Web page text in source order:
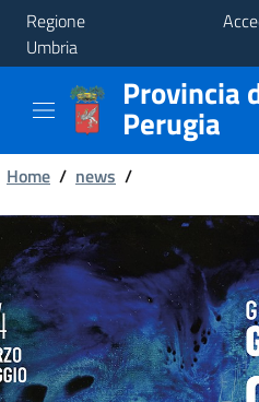
Regione
Umbria
Provincia
Aree
Tematiche
Servizi
Provincia
Perugia
Briciole
di
pane
Home / news /